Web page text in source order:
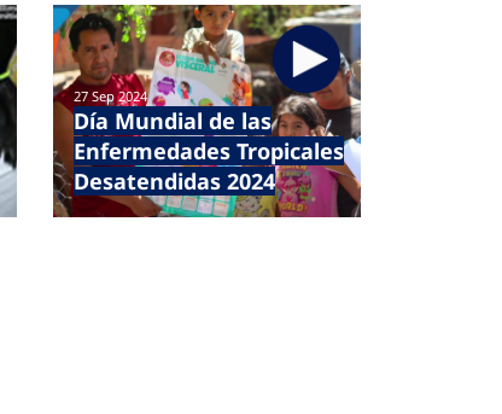
27 Sep 2024
Día Mundial de las
Enfermedades Tropicales
Desatendidas 2024